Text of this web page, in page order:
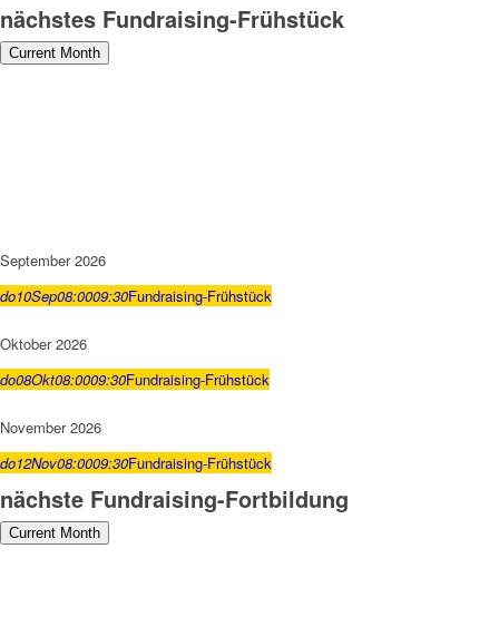
nächstes Fundraising-Frühstück
Current Month
September 2026
do10Sep08:0009:30Fundraising-Frühstück
Oktober 2026
do08Okt08:0009:30Fundraising-Frühstück
November 2026
do12Nov08:0009:30Fundraising-Frühstück
nächste Fundraising-Fortbildung
Current Month